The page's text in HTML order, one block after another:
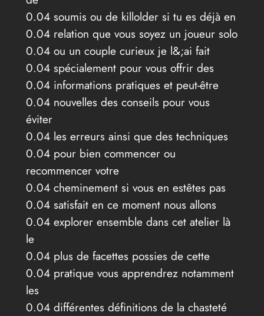
0.04 soumis ou de killolder si tu es déjà en
0.04 relation que vous soyez un joueur solo
0.04 ou un couple curieux je l&;ai fait
0.04 spécialement pour vous offrir des
0.04 informations pratiques et peut-être
0.04 nouvelles des conseils pour vous
éviter
0.04 les erreurs ainsi que des techniques
0.04 pour bien commencer ou
recommencer votre
0.04 cheminement si vous en estêtes pas
0.04 satisfait en ce moment nous allons
0.04 explorer ensemble dans cet atelier là
le
0.04 plus de facettes possies de cette
0.04 pratique vous apprendrez notamment
les
0.04 différentes définitions de la chasteté